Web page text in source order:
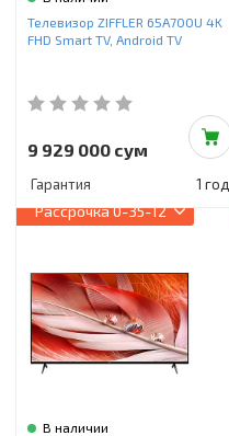
Инструменты и техника
Товары для дома
Красота и здоровье
Пылесосы
Фильтры для воды
Сантехника
Телевизор ZIFFLER 65A700U 4K
FHD Smart TV, Android TV
9 929 000 сум
Гарантия 1 год
Рассрочка0-35-12
В наличии